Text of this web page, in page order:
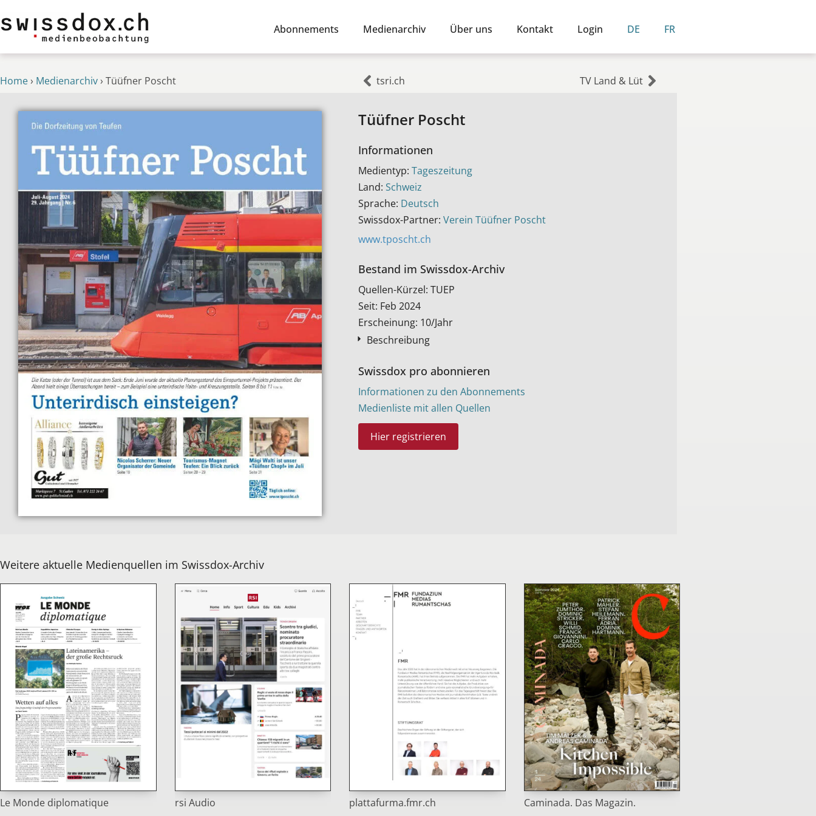
Abonnements Medienarchiv Über uns Kontakt Login DE FR
Home› Medienarchiv› Tüüfner Poscht tsri.ch TV Land & Lüt
Tüüfner Poscht
Informationen
Medientyp: Tageszeitung
Land: Schweiz
Sprache: Deutsch
Swissdox-Partner: Verein Tüüfner Poscht
www.tposcht.ch
Bestand im Swissdox-Archiv​
Quellen-Kürzel: TUEP
Seit: Feb 2024
Erscheinung: 10/Jahr
Beschreibung
Swissdox pro abonnieren
Informationen zu den Abonnements
Medienliste mit allen Quellen
Hier registrieren
Weitere aktuelle Medienquellen im Swissdox-Archiv
Le Monde diplomatique rsi Audio plattafurma.fmr.ch Caminada. Das Magazin.